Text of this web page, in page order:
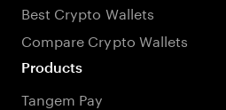
Best Crypto Wallets
Compare Crypto Wallets
Products
Tangem Pay